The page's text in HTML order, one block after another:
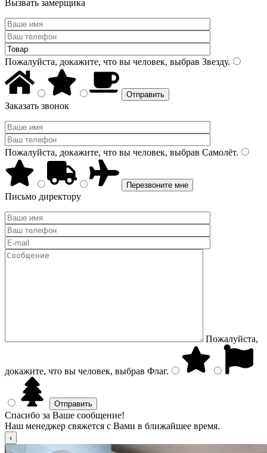
Вызвать замерщика
Пожалуйста, докажите, что вы человек, выбрав Звезду.
Заказать звонок
Пожалуйста, докажите, что вы человек, выбрав Самолёт.
Письмо директору
Пожалуйста,
докажите, что вы человек, выбрав Флаг.
Спасибо за Ваше сообщение!
Наш менеджер свяжется с Вами в ближайшее время.